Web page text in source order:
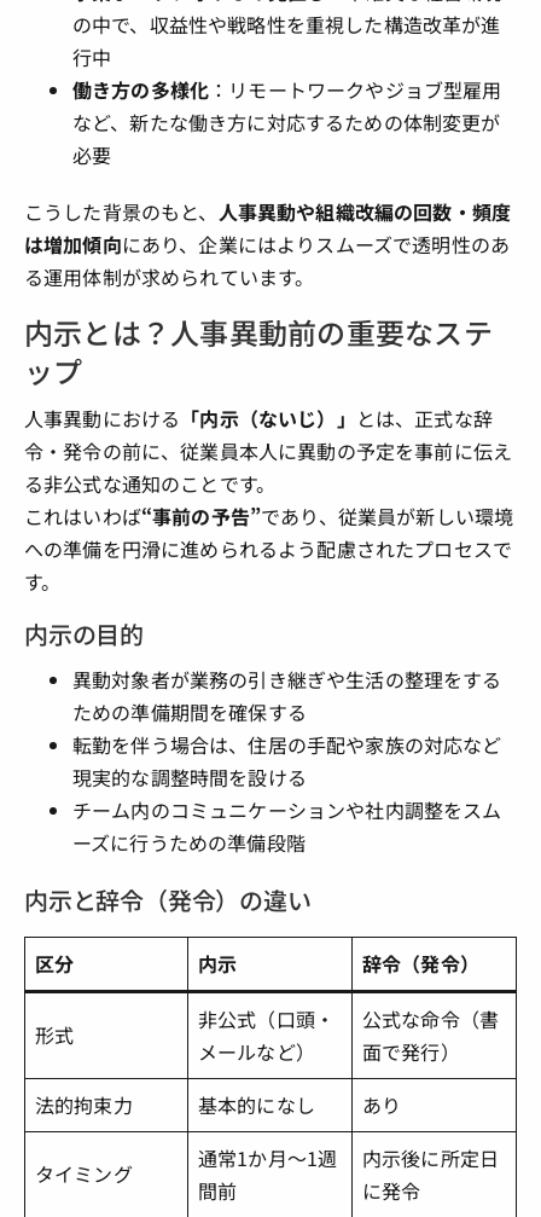
の中で、収益性や戦略性を重視した構造改革が進
行中
働き方の多様化 ：リモートワークやジョブ型雇用
など、新たな働き方に対応するための体制変更が
必要
こうした背景のもと、 人事異動や組織改編の回数・頻度
は増加傾向にあり、企業にはよりスムーズで透明性のあ
る運用体制が求められています。
内示とは？人事異動前の重要なステ
ップ
人事異動における 「内示（ないじ）」 とは、正式な辞
令・発令の前に、従業員本人に異動の予定を事前に伝え
る非公式な通知のことです。
これはいわば“事前の予告”であり、従業員が新しい環境
への準備を円滑に進められるよう配慮されたプロセスで
す。
内示の目的
異動対象者が業務の引き継ぎや生活の整理をする
ための準備期間を確保する
転勤を伴う場合は、住居の手配や家族の対応など
現実的な調整時間を設ける
チーム内のコミュニケーションや社内調整をスム
ーズに行うための準備段階
内示と辞令（発令）の違い
区分 内示 辞令（発令）
形式
非公式（口頭・
メールなど）
公式な命令（書
面で発行）
法的拘束力
基本的になし あり
タイミング
通常1か月～1週
間前
内示後に所定日
に発令